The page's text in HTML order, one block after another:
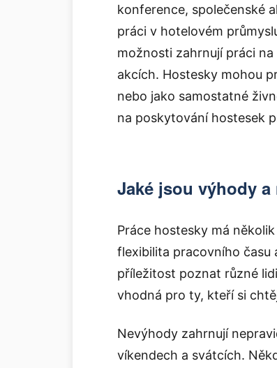
konference, společenské
práci v hotelovém
možnosti zahrnují práci
akcích. Hostesky mohou
nebo jako samostatné
na poskytování hostesek
Jaké jsou výhody
Práce hostesky má
flexibilita pracovního času
příležitost poznat různé
vhodná pro ty, kteří si
Nevýhody zahrnují
víkendech a svátcích.